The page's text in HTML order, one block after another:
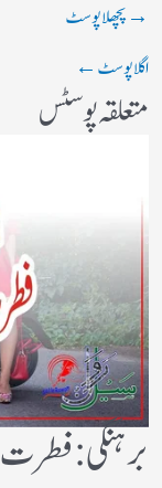
→پچھلا پوسٹ
اگلا پوسٹ←
متعلقہ پوسٹس
برہنگی :